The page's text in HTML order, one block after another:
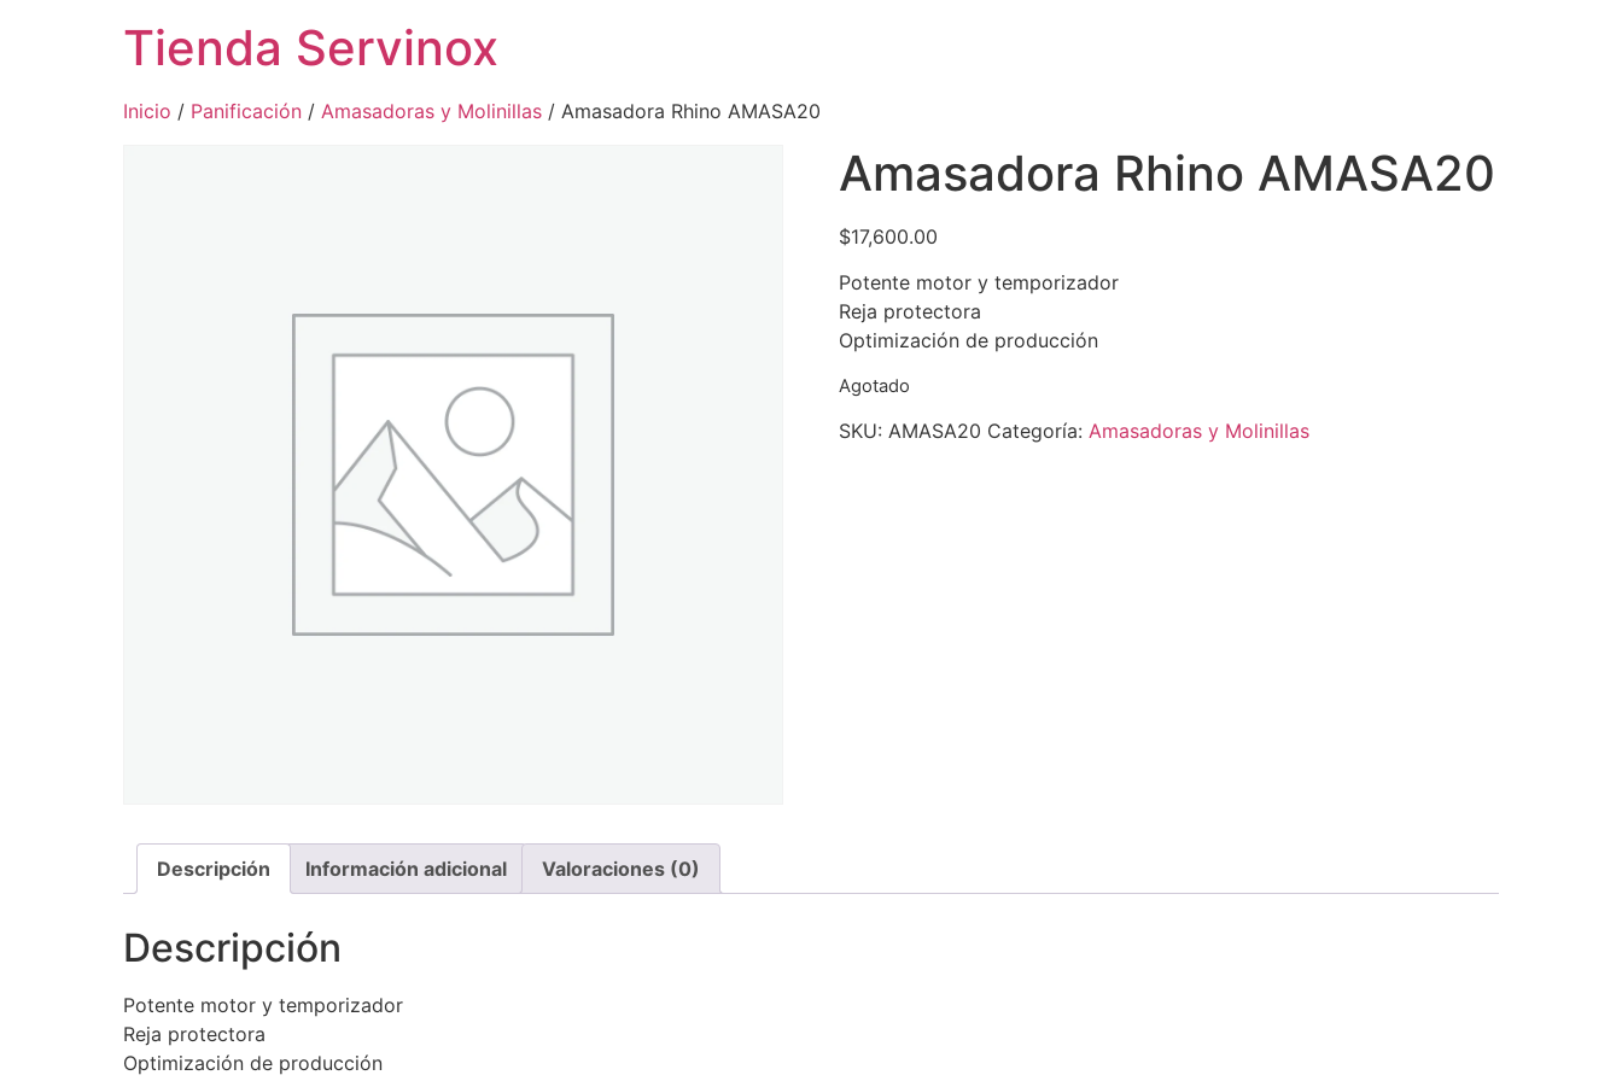
Tienda Servinox
Inicio / Panificación / Amasadoras y Molinillas / Amasadora Rhino AMASA20
Amasadora Rhino AMASA20
$17,600.00
Potente motor y temporizador
Reja protectora
Optimización de producción
Agotado
SKU: AMASA20 Categoría: Amasadoras y Molinillas
Descripción Información adicional Valoraciones (0)
Descripción
Potente motor y temporizador
Reja protectora
Optimización de producción